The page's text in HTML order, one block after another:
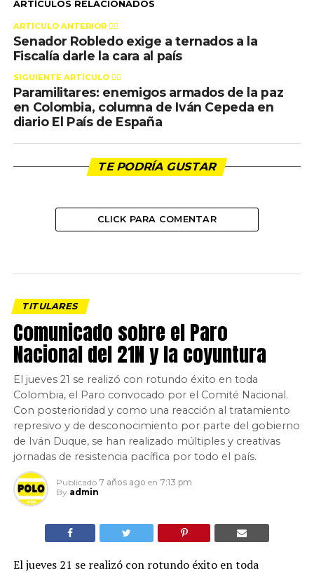
ARTÍCULOS RELACIONADOS
ARTÍCULO ANTERIOR 👉🏻
Senador Robledo exige a ternados a la
Fiscalía darle la cara al país
SIGUIENTE ARTÍCULO 👈🏻
Paramilitares: enemigos armados de la paz
en Colombia, columna de Iván Cepeda en
diario El País de España
TE PODRÍA GUSTAR
CLICK PARA COMENTAR
TITULARES
Comunicado sobre el Paro
Nacional del 21N y la coyuntura
El jueves 21 se realizó con rotundo éxito en toda
Colombia, el Paro convocado por el Comité Nacional.
Con posterioridad y como una reacción al tratamiento
represivo y de desconocimiento por parte del gobierno
de Iván Duque, se han realizado múltiples y creativas
jornadas de resistencia pacífica por todo el país.
Publicado 7 años ago en 7:13 pm
By admin
El jueves 21 se realizó con rotundo éxito en toda